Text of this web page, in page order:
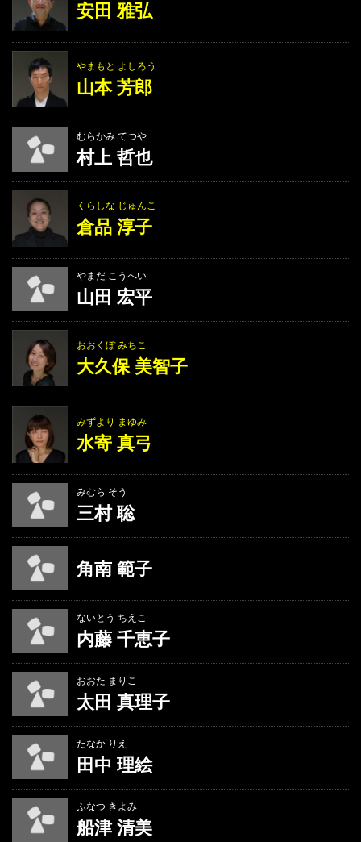
安田 雅弘
やまもと よしろう
山本 芳郎
むらかみ てつや
村上 哲也
くらしな じゅんこ
倉品 淳子
やまだ こうへい
山田 宏平
おおくぼ みちこ
大久保 美智子
みずより まゆみ
水寄 真弓
みむら そう
三村 聡
角南 範子
ないとう ちえこ
内藤 千恵子
おおた まりこ
太田 真理子
たなか りえ
田中 理絵
ふなつ きよみ
船津 清美